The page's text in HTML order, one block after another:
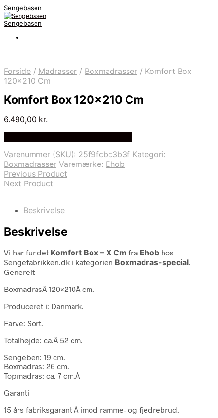
Sengebasen
Sengebasen
Forside / Madrasser / Boxmadrasser / Komfort Box
120×210 Cm
Komfort Box 120×210 Cm
6.490,00 kr.
Varenummer (SKU): 25f9fcbc3b3f Kategori:
Boxmadrasser Varemærke: Ehob
Previous Product
Next Product
Beskrivelse
Beskrivelse
Vi har fundet Komfort Box – X Cm fra Ehob hos
Sengefabrikken.dk i kategorien Boxmadras-special.
Generelt
BoxmadrasÂ 120×210Â cm.
Produceret i: Danmark.
Farve: Sort.
Totalhøjde: ca.Â 52 cm.
Sengeben: 19 cm.
Boxmadras: 26 cm.
Topmadras: ca. 7 cm.Â
Garanti
15 års fabriksgarantiÂ imod ramme- og fjedrebrud.